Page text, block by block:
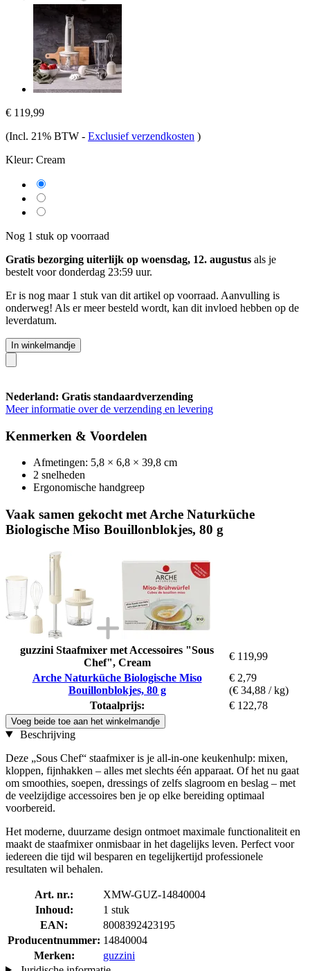
€ 119,99
(Incl. 21% BTW - Exclusief verzendkosten )
Kleur: Cream
Nog 1 stuk op voorraad
Gratis bezorging uiterlijk op woensdag, 12. augustus als je
bestelt voordonderdag 23:59 uur.
Er is nog maar 1 stuk van dit artikel op voorraad. Aanvulling is
onderweg! Als er meer besteld wordt, kan dit invloed hebben op de
leverdatum.
In winkelmandje
Nederland: Gratis standaardverzending
Meer informatie over de verzending en levering
Kenmerken & Voordelen
Afmetingen: 5,8 × 6,8 × 39,8 cm
2 snelheden
Ergonomische handgreep
Vaak samen gekocht met Arche Naturküche
Biologische Miso Bouillonblokjes, 80 g
guzzini Staafmixer met Accessoires "Sous
Chef", Cream
€ 119,99
Arche Naturküche Biologische Miso
Bouillonblokjes, 80 g
€ 2,79
(€ 34,88 / kg)
Totaalprijs:
€ 122,78
Voeg beide toe aan het winkelmandje
Beschrijving
Deze „Sous Chef“ staafmixer is je all-in-one keukenhulp: mixen,
kloppen, fijnhakken – alles met slechts één apparaat. Of het nu gaat
om smoothies, soepen, dressings of zelfs slagroom en beslag – met
de veelzijdige accessoires ben je op elke bereiding optimaal
voorbereid.
Het moderne, duurzame design ontmoet maximale functionaliteit en
maakt de staafmixer onmisbaar in het dagelijks leven. Perfect voor
iedereen die tijd wil besparen en tegelijkertijd professionele
resultaten wil behalen.
Art. nr.:
XMW-GUZ-14840004
Inhoud:
1 stuk
EAN:
8008392423195
Producentnummer: 14840004
Merken:
guzzini